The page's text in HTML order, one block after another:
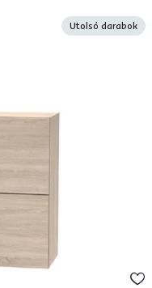
Utolsó darabok